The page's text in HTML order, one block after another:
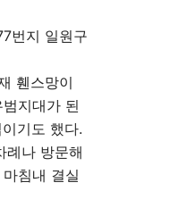
번지 일원구
휀스망이
지대가 된
기도 했다.
례나 방문해
침내 결실